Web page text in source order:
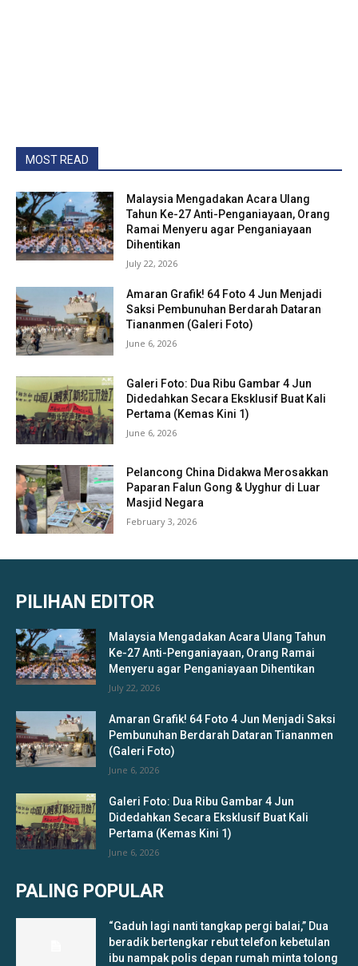
MOST READ
Malaysia Mengadakan Acara Ulang
Tahun Ke-27 Anti-Penganiayaan, Orang
Ramai Menyeru agar Penganiayaan
Dihentikan
July 22, 2026
Amaran Grafik! 64 Foto 4 Jun Menjadi
Saksi Pembunuhan Berdarah Dataran
Tiananmen (Galeri Foto)
June 6, 2026
Galeri Foto: Dua Ribu Gambar 4 Jun
Didedahkan Secara Eksklusif Buat Kali
Pertama (Kemas Kini 1)
June 6, 2026
Pelancong China Didakwa Merosakkan
Paparan Falun Gong & Uyghur di Luar
Masjid Negara
February 3, 2026
PILIHAN EDITOR
Malaysia Mengadakan Acara Ulang Tahun
Ke-27 Anti-Penganiayaan, Orang Ramai
Menyeru agar Penganiayaan Dihentikan
July 22, 2026
Amaran Grafik! 64 Foto 4 Jun Menjadi Saksi
Pembunuhan Berdarah Dataran Tiananmen
(Galeri Foto)
June 6, 2026
Galeri Foto: Dua Ribu Gambar 4 Jun
Didedahkan Secara Eksklusif Buat Kali
Pertama (Kemas Kini 1)
June 6, 2026
PALING POPULAR
“Gaduh lagi nanti tangkap pergi balai,” Dua
beradik bertengkar rebut telefon kebetulan
ibu nampak polis depan rumah minta tolong